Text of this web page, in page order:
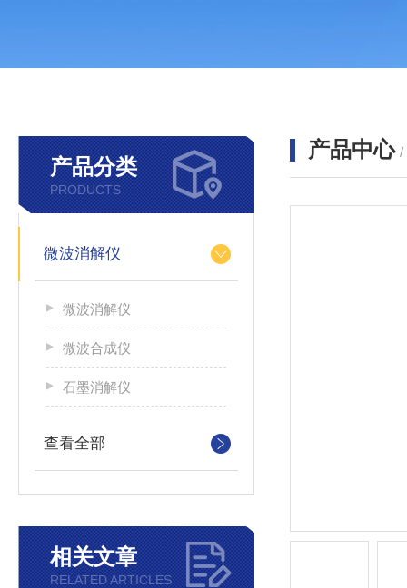
产品分类
PRODUCTS
微波消解仪
微波消解仪
微波合成仪
石墨消解仪
查看全部
相关文章
RELATED ARTICLES
产品中心 /